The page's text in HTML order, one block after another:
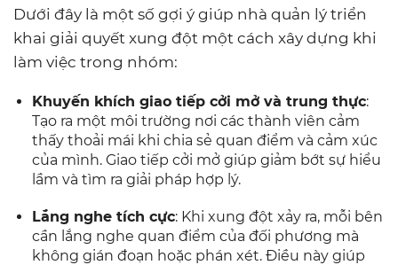
Dưới đây là một số gợi ý giúp nhà quản lý triển
khai giải quyết xung đột một cách xây dựng khi
làm việc trong nhóm:
Khuyến khích giao tiếp cởi mở và trung thực:
Tạo ra một môi trường nơi các thành viên cảm
thấy thoải mái khi chia sẻ quan điểm và cảm xúc
của mình. Giao tiếp cởi mở giúp giảm bớt sự hiểu
lầm và tìm ra giải pháp hợp lý.
Lắng nghe tích cực: Khi xung đột xảy ra, mỗi bên
cần lắng nghe quan điểm của đối phương mà
không gián đoạn hoặc phán xét. Điều này giúp